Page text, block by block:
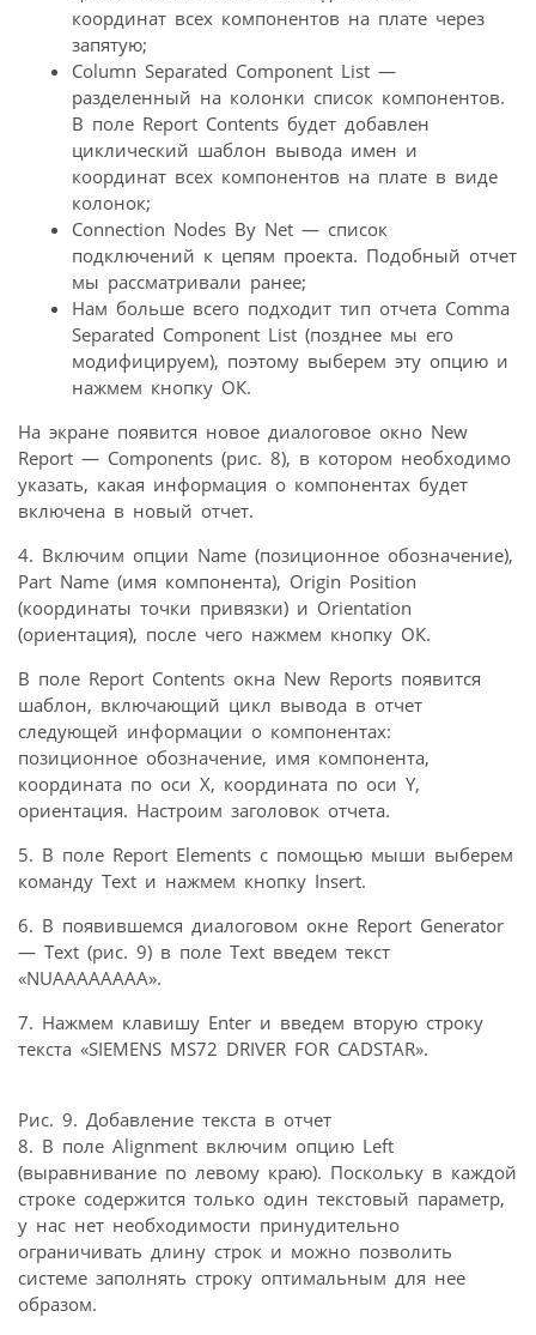
координат всех компонентов на плате через
запятую;
Column Separated Component List —
разделенный на колонки список компонентов.
В поле Report Contents будет добавлен
циклический шаблон вывода имен и
координат всех компонентов на плате в виде
колонок;
Connection Nodes By Net — список
подключений к цепям проекта. Подобный отчет
мы рассматривали ранее;
Нам больше всего подходит тип отчета Comma
Separated Component List (позднее мы его
модифицируем), поэтому выберем эту опцию и
нажмем кнопку ОК.
На экране появится новое диалоговое окно New
Report — Components (рис. 8), в котором необходимо
указать, какая информация о компонентах будет
включена в новый отчет.
4. Включим опции Name (позиционное обозначение),
Part Name (имя компонента), Origin Position
(координаты точки привязки) и Orientation
(ориентация), после чего нажмем кнопку ОК.
В поле Report Contents окна New Reports появится
шаблон, включающий цикл вывода в отчет
следующей информации о компонентах:
позиционное обозначение, имя компонента,
координата по оси X, координата по оси Y,
ориентация. Настроим заголовок отчета.
5. В поле Report Elements с помощью мыши выберем
команду Text и нажмем кнопку Insert.
6. В появившемся диалоговом окне Report Generator
— Text (рис. 9) в поле Text введем текст
«NUAAAAAAAA».
7. Нажмем клавишу Enter и введем вторую строку
текста «SIEMENS MS72 DRIVER FOR CADSTAR».
Рис. 9. Добавление текста в отчет
8. В поле Alignment включим опцию Left
(выравнивание по левому краю). Поскольку в каждой
строке содержится только один текстовый параметр,
у нас нет необходимости принудительно
ограничивать длину строк и можно позволить
системе заполнять строку оптимальным для нее
образом.